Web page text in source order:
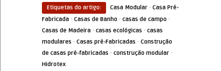
Etiquetas do artigo: Casa Modular · Casa Pré-
Fabricada · Casas de Banho · casas de campo ·
Casas de Madeira · casas ecológicas · casas
modulares · Casas pré-Fabricadas · Construção
de casas pré-fabricadas · construção modular ·
Hidrotex